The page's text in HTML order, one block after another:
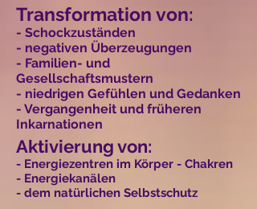
Aktivierung von:
- Energiezentren im Körper - Chakren
- Energiekanälen
- dem natürlichen Selbstschutz
Transformation von:
- Schockzuständen
- negativen Überzeugungen
- Familien- und
Gesellschaftsmustern
- niedrigen Gefühlen und Gedanken
- Vergangenheit und früheren
Inkarnationen